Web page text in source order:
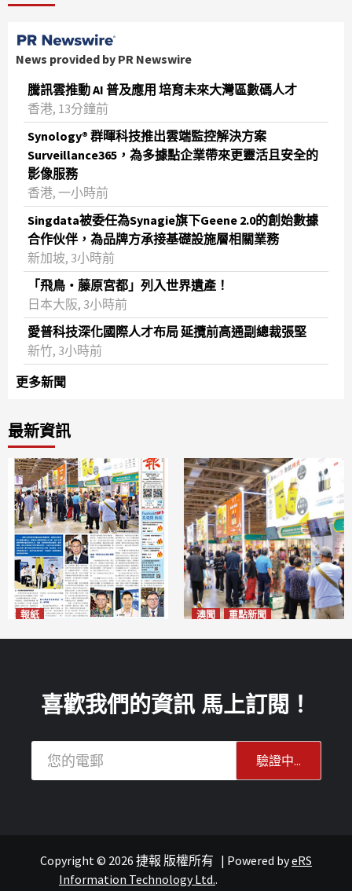
News provided by PR Newswire
騰訊雲推動 AI 普及應用 培育未來大灣區數碼人才
香港, 13分鐘前
Synology® 群暉科技推出雲端監控解決方案
Surveillance365，為多據點企業帶來更靈活且安全的
影像服務
香港, 一小時前
Singdata被委任為Synagie旗下Geene 2.0的創始數據
合作伙伴，為品牌方承接基礎設施層相關業務
新加坡, 3小時前
「飛鳥・藤原宮都」列入世界遺產！
日本大阪, 3小時前
愛普科技深化國際人才布局 延攬前高通副總裁張堅
新竹, 3小時前
更多新聞
最新資訊
報紙 澳聞 重點新聞
2026-08-10
喜歡我們的資訊 馬上訂閱！
Copyright © 2026 捷報 版權所有 | Powered byeRS
Information Technology Ltd..